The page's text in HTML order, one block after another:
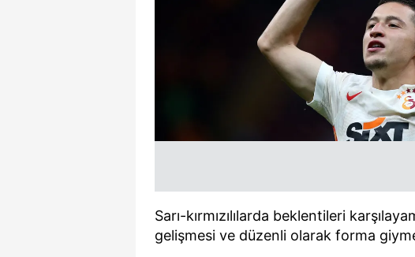
Sarı-kırmızılılarda beklentileri
gelişmesi ve düzenli olarak forma